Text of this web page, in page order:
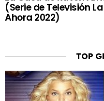
(Serie de Televisión
Ahora 2022)
TOP